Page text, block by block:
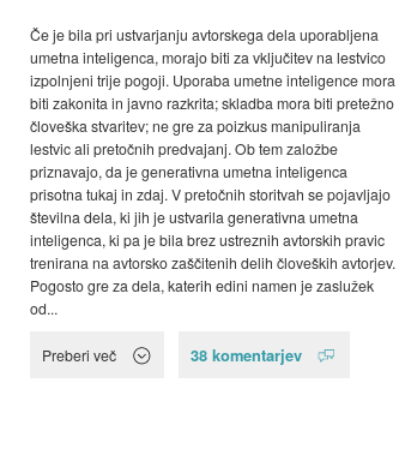
Če je bila pri ustvarjanju avtorskega dela uporabljena
umetna inteligenca, morajo biti za vključitev na lestvico
izpolnjeni trije pogoji. Uporaba umetne inteligence mora
biti zakonita in javno razkrita; skladba mora biti pretežno
človeška stvaritev; ne gre za poizkus manipuliranja
lestvic ali pretočnih predvajanj. Ob tem založbe
priznavajo, da je generativna umetna inteligenca
prisotna tukaj in zdaj. V pretočnih storitvah se pojavljajo
številna dela, ki jih je ustvarila generativna umetna
inteligenca, ki pa je bila brez ustreznih avtorskih pravic
trenirana na avtorsko zaščitenih delih človeških avtorjev.
Pogosto gre za dela, katerih edini namen je zaslužek
od...
Preberi več 38 komentarjev